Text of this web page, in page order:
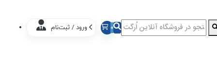
0